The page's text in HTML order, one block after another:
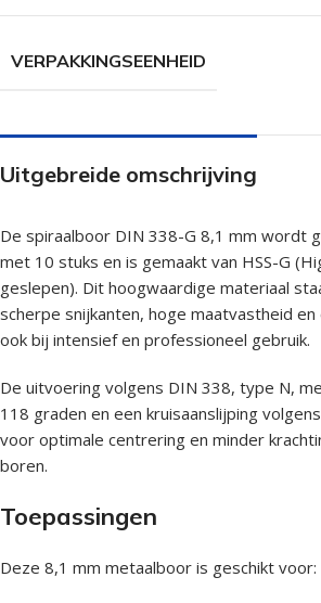
VERPAKKINGSEENHEID
Uitgebreide omschrijving
De spiraalboor DIN 338-G 8,1 mm wordt
met 10 stuks en is gemaakt van HSS-G
geslepen). Dit hoogwaardige materiaal
scherpe snijkanten, hoge maatvastheid en
ook bij intensief en professioneel gebruik.
De uitvoering volgens DIN 338, type N,
118 graden en een kruisaanslijping
voor optimale centrering en minder
boren.
Toepassingen
Deze 8,1 mm metaalboor is geschikt voor: